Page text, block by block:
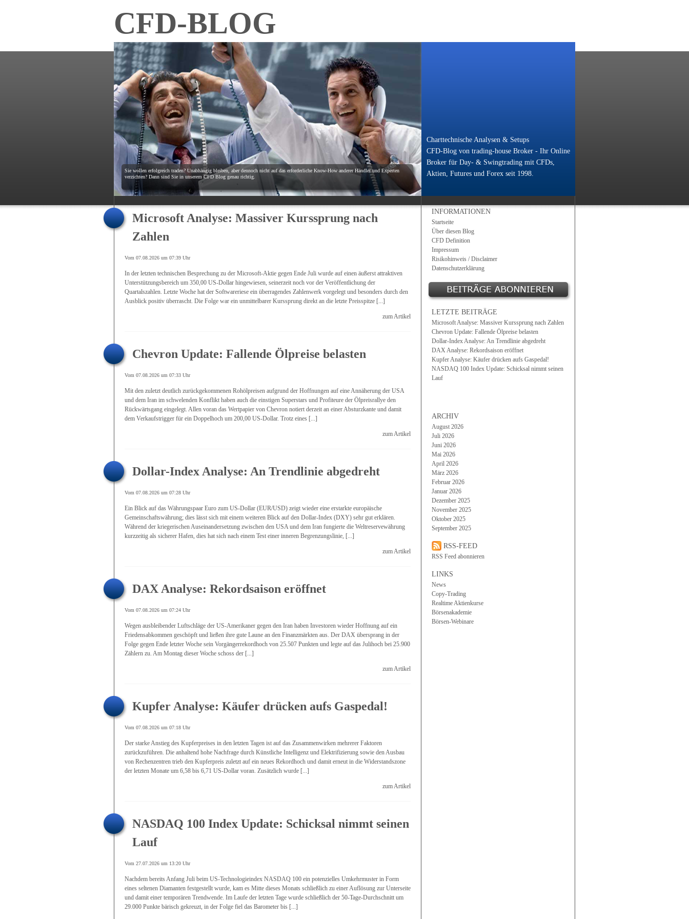
CFD-BLOG
Sie wollen erfolgreich traden? Unabhängig bleiben, aber dennoch nicht auf das erforderliche Know-How anderer Händler und Experten
verzichten? Dann sind Sie in unserem CFD Blog genau richtig.
Charttechnische Analysen & Setups
CFD-Blog von trading-house Broker - Ihr Online
Broker für Day- & Swingtrading mit CFDs,
Aktien, Futures und Forex seit 1998.
Microsoft Analyse: Massiver Kurssprung nach
Zahlen
Vom 07.08.2026 um 07:39 Uhr
In der letzten technischen Besprechung zu der Microsoft-Aktie gegen Ende Juli wurde auf einen äußerst attraktiven
Unterstützungsbereich um 350,00 US-Dollar hingewiesen, seinerzeit noch vor der Veröffentlichung der
Quartalszahlen. Letzte Woche hat der Softwareriese ein überragendes Zahlenwerk vorgelegt und besonders durch den
Ausblick positiv überrascht. Die Folge war ein unmittelbarer Kurssprung direkt an die letzte Preisspitze [...]
zum Artikel
Chevron Update: Fallende Ölpreise belasten
Vom 07.08.2026 um 07:33 Uhr
Mit den zuletzt deutlich zurückgekommenen Rohölpreisen aufgrund der Hoffnungen auf eine Annäherung der USA
und dem Iran im schwelenden Konflikt haben auch die einstigen Superstars und Profiteure der Ölpreisrallye den
Rückwärtsgang eingelegt. Allen voran das Wertpapier von Chevron notiert derzeit an einer Absturzkante und damit
dem Verkaufstrigger für ein Doppelhoch um 200,00 US-Dollar. Trotz eines [...]
zum Artikel
Dollar-Index Analyse: An Trendlinie abgedreht
Vom 07.08.2026 um 07:28 Uhr
Ein Blick auf das Währungspaar Euro zum US-Dollar (EUR/USD) zeigt wieder eine erstarkte europäische
Gemeinschaftswährung; dies lässt sich mit einem weiteren Blick auf den Dollar-Index (DXY) sehr gut erklären.
Während der kriegerischen Auseinandersetzung zwischen den USA und dem Iran fungierte die Weltreservewährung
kurzzeitig als sicherer Hafen, dies hat sich nach einem Test einer inneren Begrenzungslinie, [...]
zum Artikel
DAX Analyse: Rekordsaison eröffnet
Vom 07.08.2026 um 07:24 Uhr
Wegen ausbleibender Luftschläge der US-Amerikaner gegen den Iran haben Investoren wieder Hoffnung auf ein
Friedensabkommen geschöpft und ließen ihre gute Laune an den Finanzmärkten aus. Der DAX übersprang in der
Folge gegen Ende letzter Woche sein Vorgängerrekordhoch von 25.507 Punkten und legte auf das Julihoch bei 25.900
Zählern zu. Am Montag dieser Woche schoss der [...]
zum Artikel
Kupfer Analyse: Käufer drücken aufs Gaspedal!
Vom 07.08.2026 um 07:18 Uhr
Der starke Anstieg des Kupferpreises in den letzten Tagen ist auf das Zusammenwirken mehrerer Faktoren
zurückzuführen. Die anhaltend hohe Nachfrage durch Künstliche Intelligenz und Elektrifizierung sowie den Ausbau
von Rechenzentren trieb den Kupferpreis zuletzt auf ein neues Rekordhoch und damit erneut in die Widerstandszone
der letzten Monate um 6,58 bis 6,71 US-Dollar voran. Zusätzlich wurde [...]
zum Artikel
NASDAQ 100 Index Update: Schicksal nimmt seinen
Lauf
Vom 27.07.2026 um 13:20 Uhr
Nachdem bereits Anfang Juli beim US-Technologieindex NASDAQ 100 ein potenzielles Umkehrmuster in Form
eines seltenen Diamanten festgestellt wurde, kam es Mitte dieses Monats schließlich zu einer Auflösung zur Unterseite
und damit einer temporären Trendwende. Im Laufe der letzten Tage wurde schließlich der 50-Tage-Durchschnitt um
29.000 Punkte bärisch gekreuzt, in der Folge fiel das Barometer bis [...]
INFORMATIONEN
Startseite
Über diesen Blog
CFD Definition
Impressum
Risikohinweis / Disclaimer
Datenschutzerklärung
LETZTE BEITRÄGE
Microsoft Analyse: Massiver Kurssprung nach Zahlen
Chevron Update: Fallende Ölpreise belasten
Dollar-Index Analyse: An Trendlinie abgedreht
DAX Analyse: Rekordsaison eröffnet
Kupfer Analyse: Käufer drücken aufs Gaspedal!
NASDAQ 100 Index Update: Schicksal nimmt seinen
Lauf
ARCHIV
August 2026
Juli 2026
Juni 2026
Mai 2026
April 2026
März 2026
Februar 2026
Januar 2026
Dezember 2025
November 2025
Oktober 2025
September 2025
RSS-FEED
RSS Feed abonnieren
LINKS
News
Copy-Trading
Realtime Aktienkurse
Börsenakademie
Börsen-Webinare